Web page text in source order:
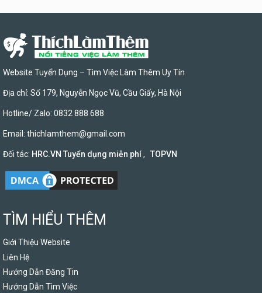
Website Tuyển Dụng – Tìm Việc Làm Thêm Uy Tín
Địa chỉ: Số 179, Nguyễn Ngọc Vũ, Cầu Giấy, Hà Nội
Hotline/ Zalo: 0832 888 688
Email: thichlamthem@gmail.com
Đối tác: HRC.VN Tuyển dụng miễn phí, TOPVN
TÌM HIỂU THÊM
Giới Thiệu Website
Liên Hệ
Hướng Dẫn Đăng Tin
Hướng Dẫn Tìm Việc